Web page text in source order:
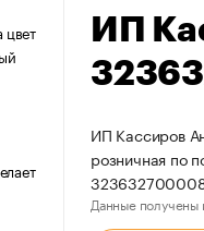
цвет
ИП
ИП Кассиров
розничная по
Данные получены